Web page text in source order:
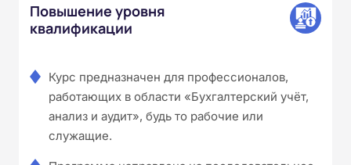
Повышение уровня
квалификации
Курс предназначен для профессионалов,
работающих в области «Бухгалтерский учёт,
анализ и аудит», будь то рабочие или
служащие.